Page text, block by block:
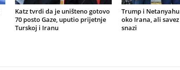
Katz tvrdi da je uništeno gotovo
70 posto Gaze, uputio prijetnje
Turskoj i Iranu
Trump i Netanyahu
oko Irana, ali
snazi